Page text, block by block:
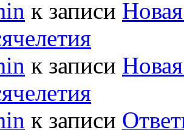
к записи
к записи
к записи